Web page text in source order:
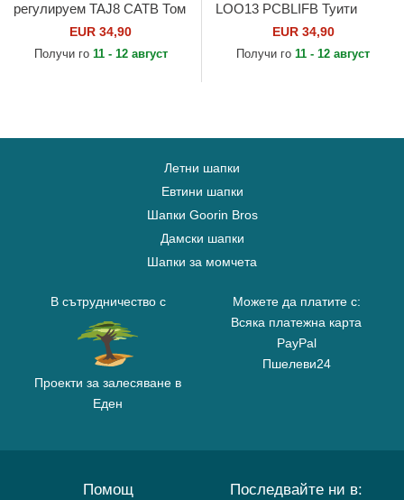
регулируем TAJ8 CATB Том
Looney Tunes от Capslab
EUR 34,90
Получи го 11 - 12 август
LOO13 PCBLIFB Туити
Looney Tunes от Capslab
EUR 34,90
Получи го 11 - 12 август
Летни шапки
Евтини шапки
Шапки Goorin Bros
Дамски шапки
Шапки за момчета
В сътрудничество с
Проекти за залесяване в
Еден
Можете да платите с:
Всяка платежна карта
PayPal
Пшелеви24
Помощ Последвайте ни в: